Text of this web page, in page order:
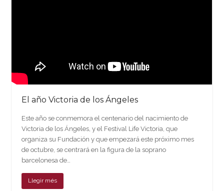
El año Victoria de los Ángeles
Este año se conmemora el centenario del nacimiento de
Victoria de los Ángeles, y el Festival Life Victoria, que
organiza su Fundación y que empezará este próximo mes
de octubre, se centrará en la figura de la soprano
barcelonesa de…
Llegir més